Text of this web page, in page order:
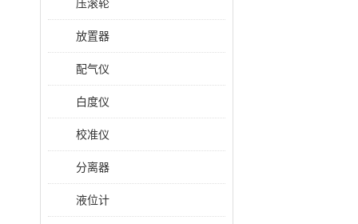
压滚轮
放置器
配气仪
白度仪
校准仪
分离器
液位计